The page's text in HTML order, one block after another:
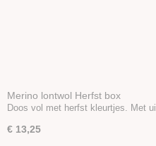
Merino lontwol Herfst box
Doos vol met herfst kleurtjes. Met
€ 13,25